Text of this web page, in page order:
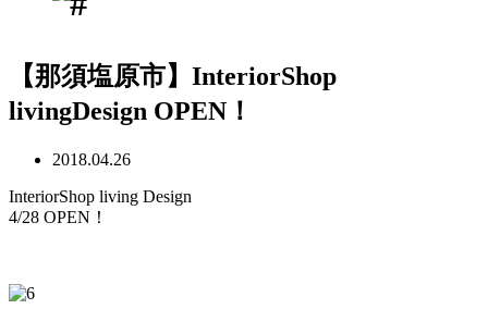
【那須塩原市】InteriorShop
livingDesign OPEN！
2018.04.26
InteriorShop living Design
4/28 OPEN！